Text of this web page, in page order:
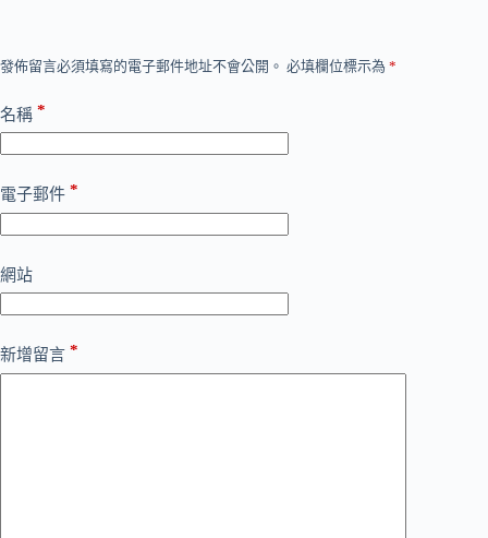
發佈留言必須填寫的電子郵件地址不會公開。 必填欄位標示為 *
名稱 *
電子郵件 *
網站
新增留言 *